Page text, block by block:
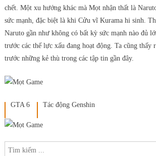
chết. Một xu hướng khác mà Mọt nhận thất là
sức mạnh, đặc biệt là khi Cửu vĩ Kurama hi sinh.
Naruto gần như không có bất kỳ sức mạnh nào đủ
trước các thế lực xấu đang hoạt động. Ta cũng thấy
trước những kẻ thù trong các tập tin gần đây.
GTA 6 Tác động Genshin